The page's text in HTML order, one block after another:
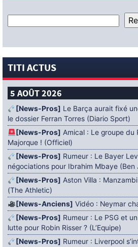
TITI ACTUS
5 AOÛT 2026
[News-Pros] Le Barça aurait fixé
le dossier Ferran Torres (Diario Sport)
[News-Pros] Amical : Le groupe du
Majorque ! (Officiel)
[News-Pros] Rumeur : Le Bayer
négociations pour Ibrahim Mbaye (Ben
[News-Pros] Aston Villa :
(The Athletic)
[News-Anciens] Vidéo : Neymar
[News-Pros] Rumeur : Le PSG et
lutte pour Robin Risser ? (L’Equipe)
[News-Pros] Rumeur : Liverpool